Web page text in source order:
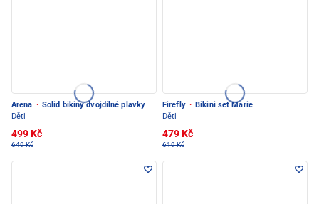
Arena · Solid bikiny dvojdílné plavky
Děti
499 Kč
649 Kč
Firefly · Bikini set Marie
Děti
479 Kč
619 Kč